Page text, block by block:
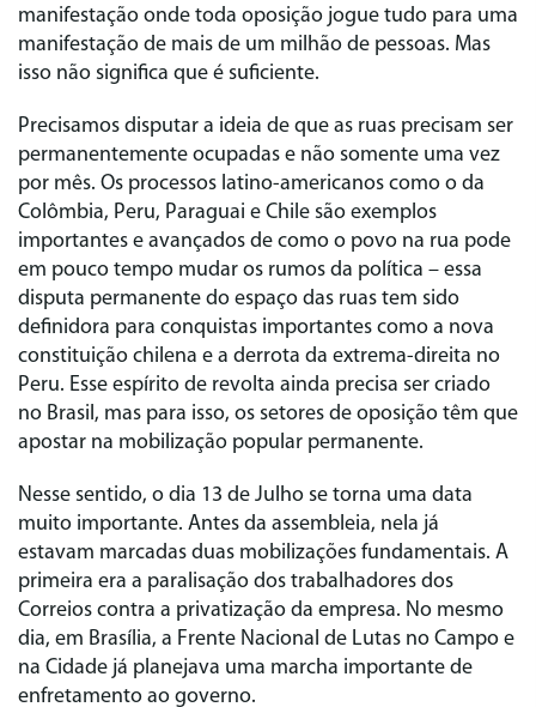
manifestação onde toda oposição jogue tudo para uma
manifestação de mais de um milhão de pessoas. Mas
isso não significa que é suficiente.
Precisamos disputar a ideia de que as ruas precisam ser
permanentemente ocupadas e não somente uma vez
por mês. Os processos latino-americanos como o da
Colômbia, Peru, Paraguai e Chile são exemplos
importantes e avançados de como o povo na rua pode
em pouco tempo mudar os rumos da política – essa
disputa permanente do espaço das ruas tem sido
definidora para conquistas importantes como a nova
constituição chilena e a derrota da extrema-direita no
Peru. Esse espírito de revolta ainda precisa ser criado
no Brasil, mas para isso, os setores de oposição têm que
apostar na mobilização popular permanente.
Nesse sentido, o dia 13 de Julho se torna uma data
muito importante. Antes da assembleia, nela já
estavam marcadas duas mobilizações fundamentais. A
primeira era a paralisação dos trabalhadores dos
Correios contra a privatização da empresa. No mesmo
dia, em Brasília, a Frente Nacional de Lutas no Campo e
na Cidade já planejava uma marcha importante de
enfretamento ao governo.